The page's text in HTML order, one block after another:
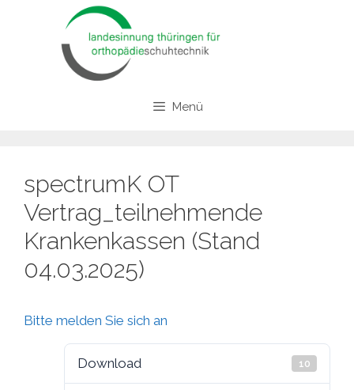
Menü
spectrumK OT
Vertrag_teilnehmende
Krankenkassen (Stand
04.03.2025)
Bitte melden Sie sich an
Download 10